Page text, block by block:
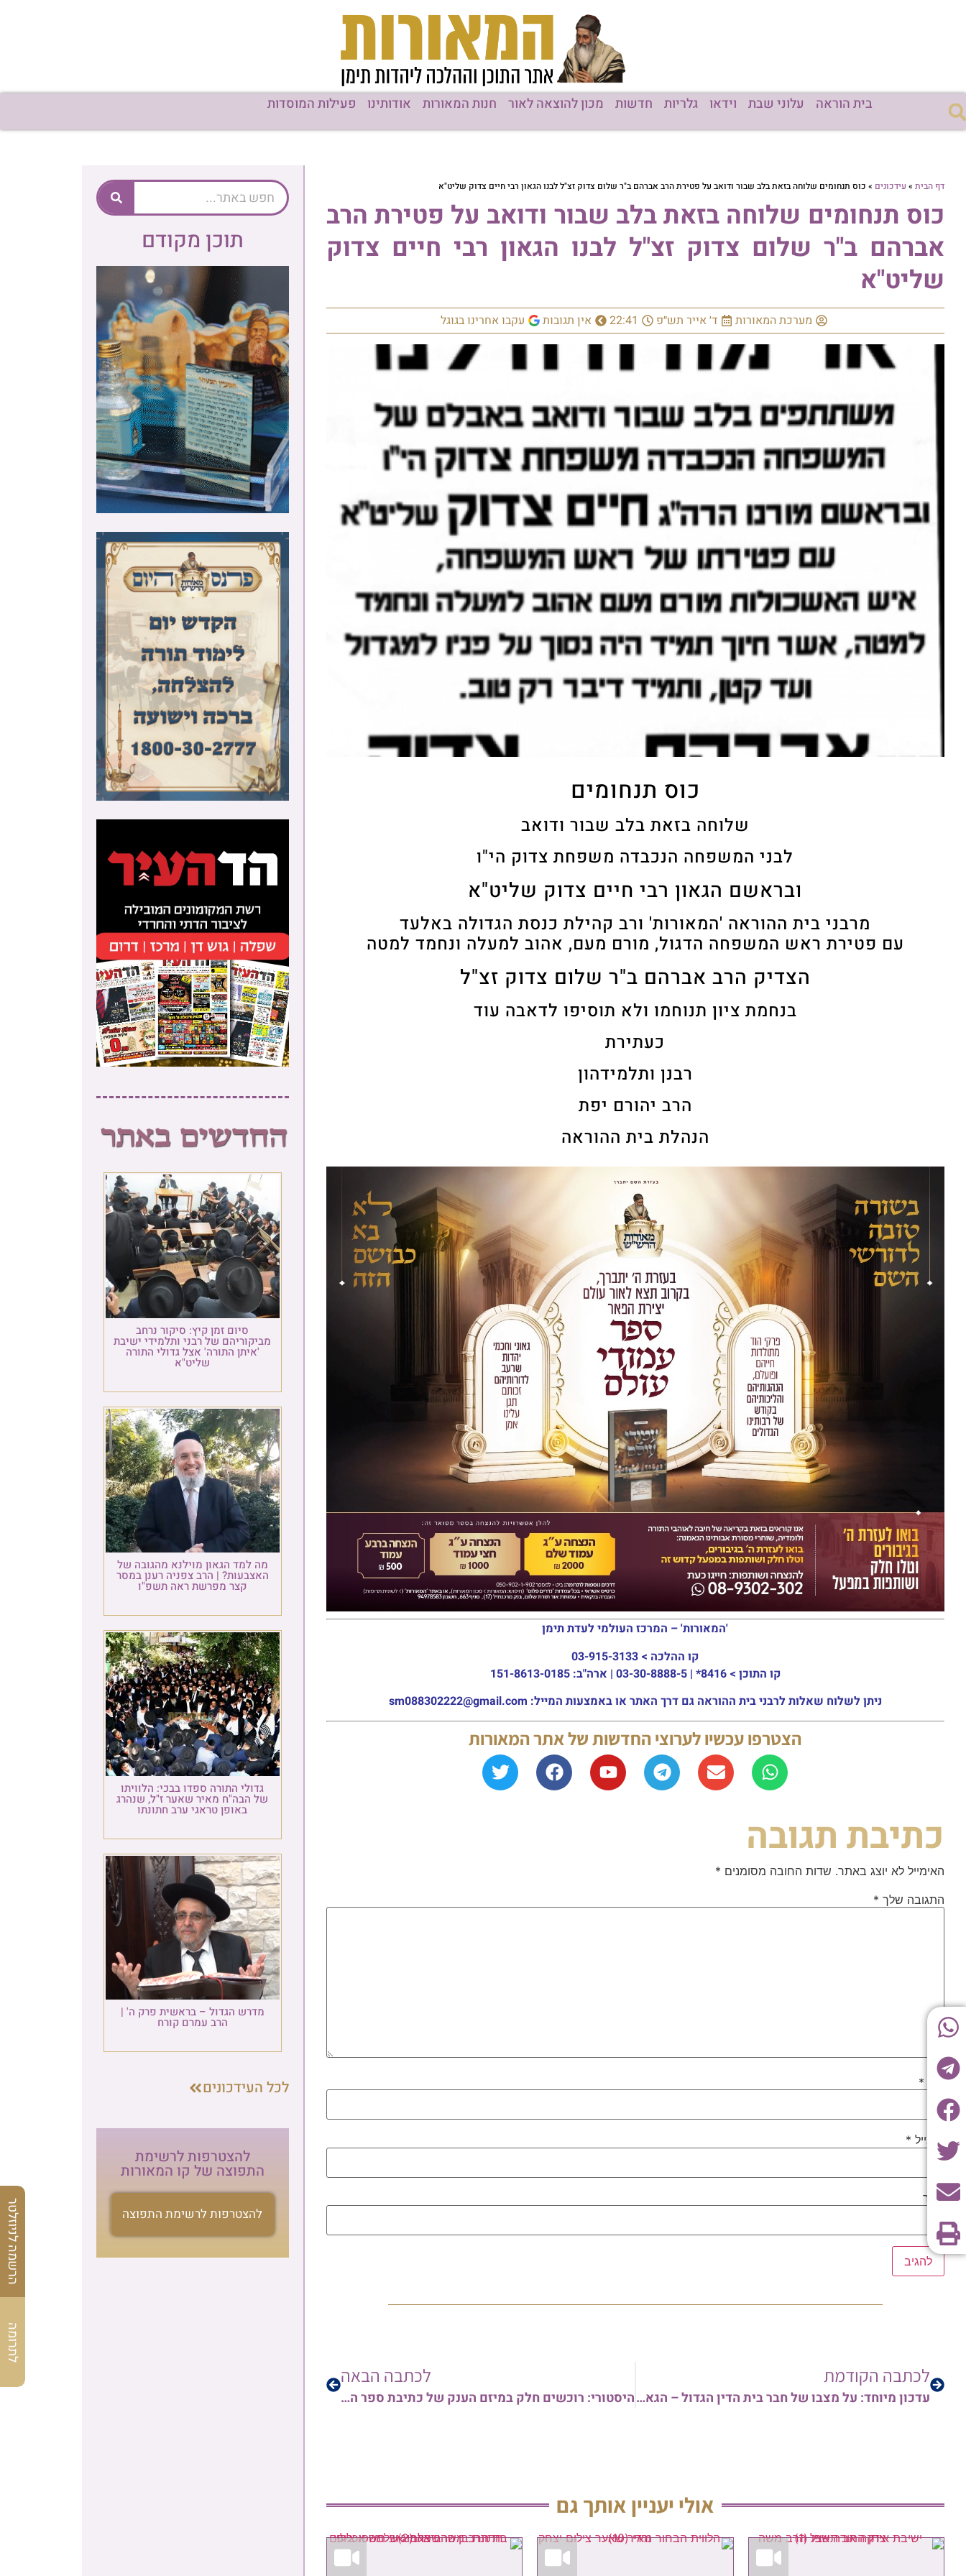
בית הוראה עלוני שבת וידאו גלריות חדשות מכון להוצאה לאור חנות המאורות אודותינו פעילות המוסדות
דף הבית » עידכונים » כוס תנחומים שלוחה בזאת בלב שבור ודואב על פטירת הרב אברהם ב"ר שלום צדוק זצ"ל לבנו הגאון רבי חיים צדוק שליט"א
כוס תנחומים שלוחה בזאת בלב שבור ודואב על פטירת הרב
אברהם ב"ר שלום צדוק זצ"ל לבנו הגאון רבי חיים צדוק
שליט"א
מערכת המאורות ד׳ אייר תש״פ 22:41 אין תגובות עקבו אחרינו בגוגל
כוס תנחומים
שלוחה בזאת בלב שבור ודואב
לבני המשפחה הנכבדה משפחת צדוק הי"ו
ובראשם הגאון רבי חיים צדוק שליט"א
מרבני בית ההוראה 'המאורות' ורב קהילת כנסת הגדולה באלעד
עם פטירת ראש המשפחה הדגול, מורם מעם, אהוב למעלה ונחמד למטה
הצדיק הרב אברהם ב"ר שלום צדוק זצ"ל
בנחמת ציון תנוחמו ולא תוסיפו לדאבה עוד
כעתירת
רבנן ותלמידהון
הרב יהורם יפת
הנהלת בית ההוראה
'המאורות' – המרכז העולמי לעדת תימן
קו ההלכה >
קו התוכן >8416* | 03-30-8888-5 | ארה"ב: 151-8613-0185
ניתן לשלוח שאלות לרבני בית ההוראה גם דרך האתר או באמצעות המייל: sm088302222@gmail.com
הצטרפו עכשיו לערוצי החדשות של אתר המאורות
כתיבת תגובה
האימייל לא יוצג באתר. שדות החובה מסומנים *
התגובה שלך *
שם *
אימייל *
אתר
לכתבה הקודמת
עדכון מיוחד: על מצבו של חבר בית הדין הגדול – הגאון רבי מימון ב"ר שלמה נהרי שליט"א
לכתבה הבאה
היסטורי: רוכשים חלק במיזם הענק של כתיבת ספר התורה של עם ישראל להצלה מנגיף הקורונה הנורא • צפו
אולי יעניין אותך גם
תוכן מקודם
סיום זמן קיץ: סיקור נרחב
מביקוריהם של רבני ותלמידי ישיבת
'איתן התורה' אצל גדולי התורה
שליט"א
מה למד הגאון מוילנא מהגובה של
האצבעות? | הרב צפניה רענן במסר
קצר מפרשת ראה תשפ"ו
גדולי התורה ספדו בבכי: הלוויתו
של הבה"ח מאיר שאער ז"ל, שנהרג
באופן טראגי ערב חתונתו
מדרש הגדול – בראשית פרק ה' |
הרב עמרם קורח
לכל העידכונים
להצטרפות לרשימת
התפוצה של קו המאורות
להצטרפות לרשימת התפוצה הרשמה לניוזלטר
לתרומה